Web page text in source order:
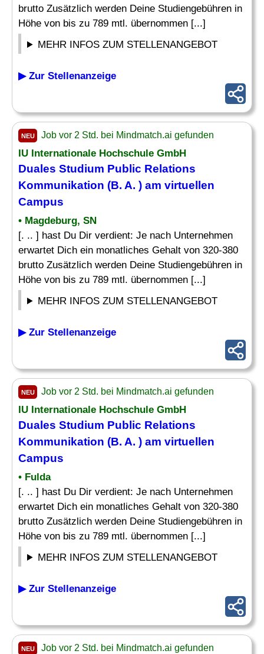
brutto Zusätzlich werden Deine Studiengebühren in
Höhe von bis zu 789 mtl. übernommen [...]
MEHR INFOS ZUM STELLENANGEBOT
▶ Zur Stellenanzeige
NEU Job vor 2 Std. bei Mindmatch.ai gefunden
IU Internationale Hochschule GmbH
Duales Studium Public Relations
Kommunikation (B. A. ) am virtuellen
Campus
• Magdeburg, SN
[. .. ] hast Du Dir verdient: Je nach Unternehmen
erwartet Dich ein monatliches Gehalt von 320-380
brutto Zusätzlich werden Deine Studiengebühren in
Höhe von bis zu 789 mtl. übernommen [...]
MEHR INFOS ZUM STELLENANGEBOT
▶ Zur Stellenanzeige
NEU Job vor 2 Std. bei Mindmatch.ai gefunden
IU Internationale Hochschule GmbH
Duales Studium Public Relations
Kommunikation (B. A. ) am virtuellen
Campus
• Fulda
[. .. ] hast Du Dir verdient: Je nach Unternehmen
erwartet Dich ein monatliches Gehalt von 320-380
brutto Zusätzlich werden Deine Studiengebühren in
Höhe von bis zu 789 mtl. übernommen [...]
MEHR INFOS ZUM STELLENANGEBOT
▶ Zur Stellenanzeige
NEU Job vor 2 Std. bei Mindmatch.ai gefunden